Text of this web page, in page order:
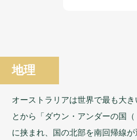
地理
オーストラリアは世界で最も大き
とから「ダウン・アンダーの国
に挟まれ、 国の北部を南回帰線が